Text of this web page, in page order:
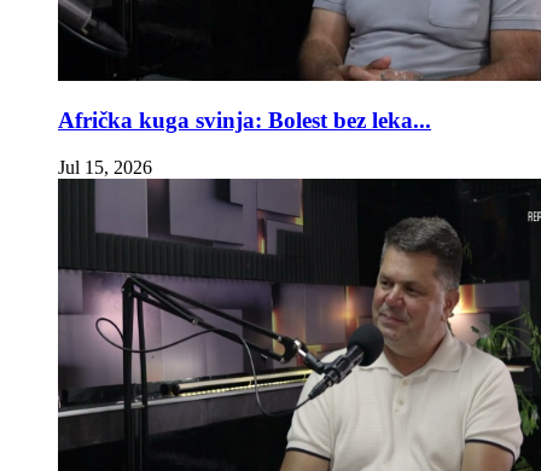
Afrička kuga svinja: Bolest bez leka...
Jul 15, 2026